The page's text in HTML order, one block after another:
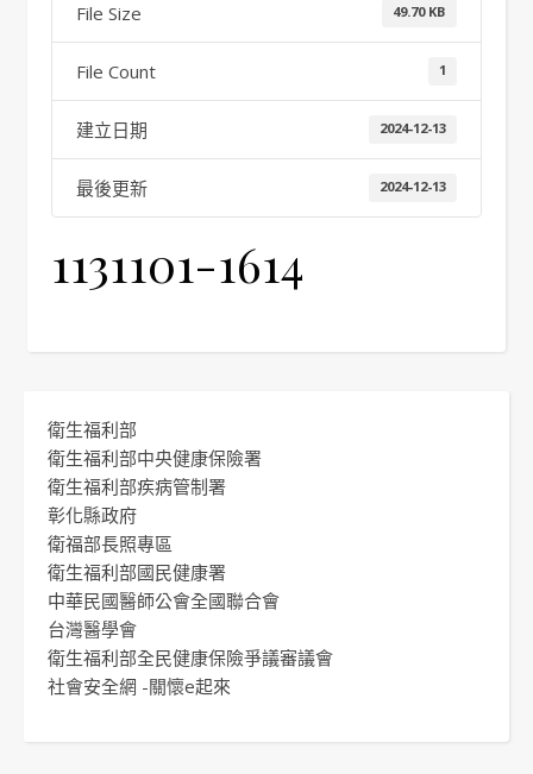
File Size 49.70 KB
File Count 1
建立日期 2024-12-13
最後更新 2024-12-13
1131101-1614
衛生福利部
衛生福利部中央健康保險署
衛生福利部疾病管制署
彰化縣政府
衛福部長照專區
衛生福利部國民健康署
中華民國醫師公會全國聯合會
台灣醫學會
衛生福利部全民健康保險爭議審議會
社會安全網 -關懷e起來